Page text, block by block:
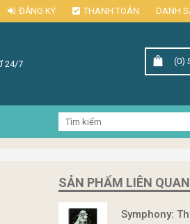
ĐĂNG KÝ THANH TOÁN DANH
24/7 (0)
SẢN PHẨM LIÊN QUAN
Symphony: